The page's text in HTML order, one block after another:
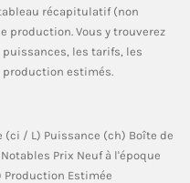
récapitulatif (non
production. Vous y trouverez
les tarifs, les
estimés.
(ci / L) Puissance (ch) Boîte de
Prix Neuf à l'époque
Production Estimée